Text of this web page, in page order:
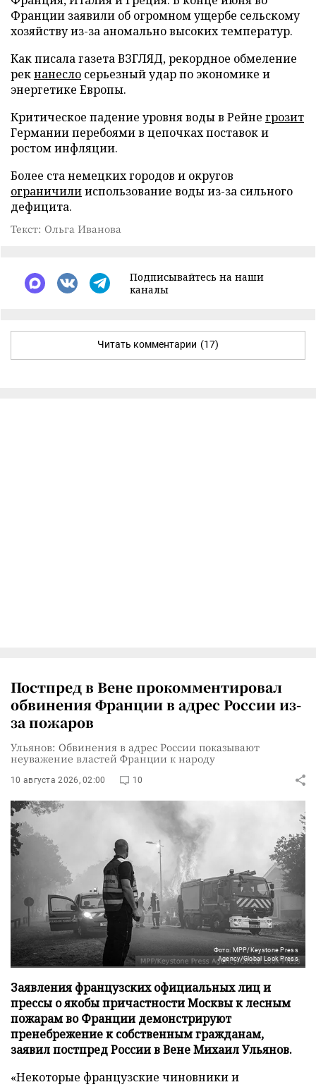
Франции заявили об огромном ущербе сельскому
хозяйству из-за аномально высоких температур.
Как писала газета ВЗГЛЯД, рекордное обмеление
рекнанесло серьезный удар по экономике и
энергетике Европы.
Критическое падение уровня воды в Рейне грозит
Германии перебоями в цепочках поставок и
ростом инфляции.
Более ста немецких городов и округов
ограничилииспользование воды из-за сильного
дефицита.
Текст: Ольга Иванова
Подписывайтесь на наши
каналы
Читать комментарии (17)
Постпред в Вене прокомментировал
обвинения Франции в адрес России из-
за пожаров
Ульянов: Обвинения в адрес России показывают
неуважение властей Франции к народу
10 августа 2026, 02:00 10
Фото: MPP/Keystone Press
Agency/Global Look Press
Заявления французских официальных лиц и
прессы о якобы причастности Москвы к лесным
пожарам во Франции демонстрируют
пренебрежение к собственным гражданам,
заявил постпред России в Вене Михаил Ульянов.
«Некоторые французские чиновники и